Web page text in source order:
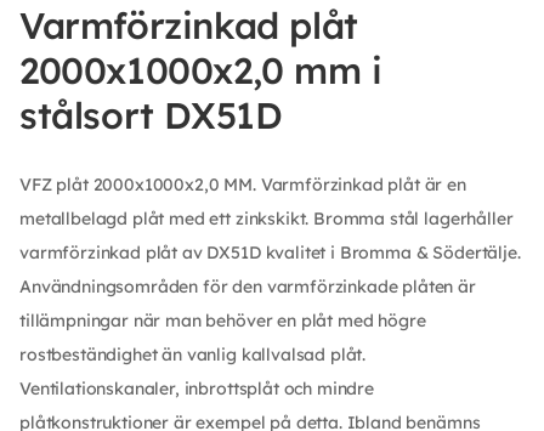
Varmförzinkad plåt
2000x1000x2,0 mm i
stålsort DX51D
VFZ plåt 2000x1000x2,0 MM. Varmförzinkad plåt är en
metallbelagd plåt med ett zinkskikt. Bromma stål lagerhåller
varmförzinkad plåt av DX51D kvalitet i Bromma & Södertälje.
Användningsområden för den varmförzinkade plåten är
tillämpningar när man behöver en plåt med högre
rostbeständighet än vanlig kallvalsad plåt.
Ventilationskanaler, inbrottsplåt och mindre
plåtkonstruktioner är exempel på detta. Ibland benämns